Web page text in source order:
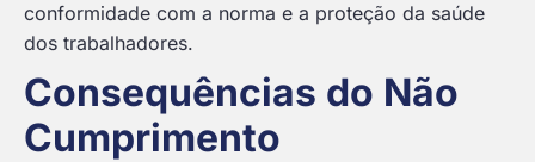
conformidade com a norma e a proteção da saúde
dos trabalhadores.
Consequências do Não
Cumprimento